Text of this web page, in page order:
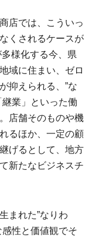
店では、こういっ
くされるケースが
様化する今、県
域に住まい、ゼロ
抑えられる、”な
継業」といった働
店舗そのものや機
るほか、一定の顧
げるとして、地方
新たなビジネスチ
まれた”なりわ
性と価値観でそ